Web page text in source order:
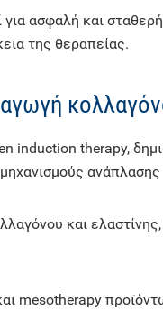
ασφαλή και
της θεραπείας.
induction therapy,
και
mesotherapy